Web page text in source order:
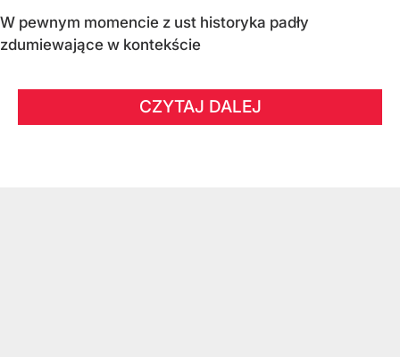
W pewnym momencie z ust historyka padły
zdumiewające w kontekście
CZYTAJ DALEJ